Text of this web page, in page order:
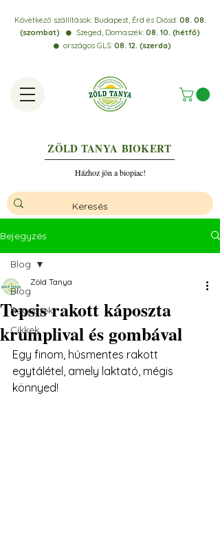
ZÖLD TANYA BIOKERT
Házhoz jön a biopiac!
Következő szállítások: Budapest, Érd és Diósd:08. 08.
(szombat)
⚫️ Szeged, Domaszék: 08. 10. (hétfő)
⚫️ országos GLS: 08. 12. (szerda)
Bejegyzés
Blog
Receptek
Cikkek
Blog
Tepsis rakott káposzta
krumplival és gombával
Zöld Tanya
Egy finom, húsmentes rakott
egytálétel, amely laktató, mégis
könnyed!